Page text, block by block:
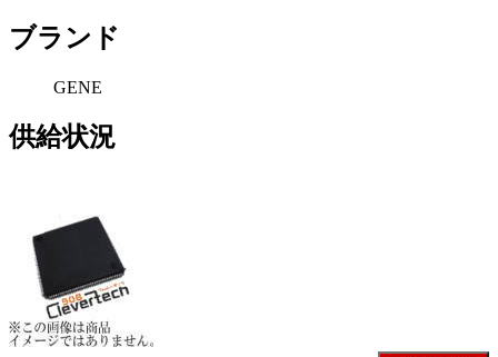
ブランド
GENE
供給状況